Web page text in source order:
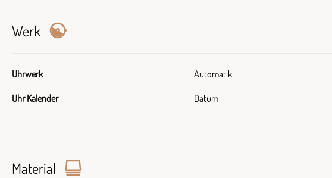
Werk
Uhrwerk Automatik
Uhr Kalender Datum
Material